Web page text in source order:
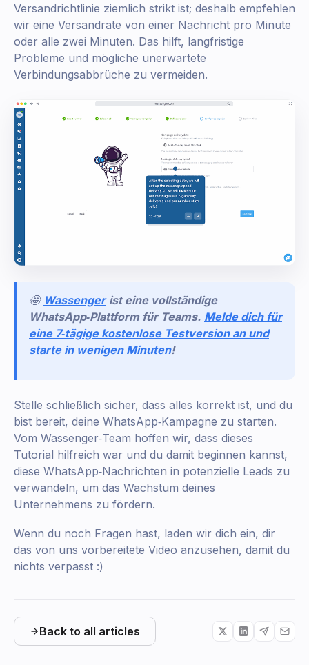
Versandrichtlinie ziemlich strikt ist; deshalb empfehlen
wir eine Versandrate von einer Nachricht pro Minute
oder alle zwei Minuten. Das hilft, langfristige
Probleme und mögliche unerwartete
Verbindungsabbrüche zu vermeiden.
🤩 Wassenger ist eine vollständige
WhatsApp‑Plattform für Teams. Melde dich für
eine 7‑tägige kostenlose Testversion an und
starte in wenigen Minuten!
Stelle schließlich sicher, dass alles korrekt ist, und du
bist bereit, deine WhatsApp‑Kampagne zu starten.
Vom Wassenger‑Team hoffen wir, dass dieses
Tutorial hilfreich war und du damit beginnen kannst,
diese WhatsApp‑Nachrichten in potenzielle Leads zu
verwandeln, um das Wachstum deines
Unternehmens zu fördern.
Wenn du noch Fragen hast, laden wir dich ein, dir
das von uns vorbereitete Video anzusehen, damit du
nichts verpasst :)
Back to all articles